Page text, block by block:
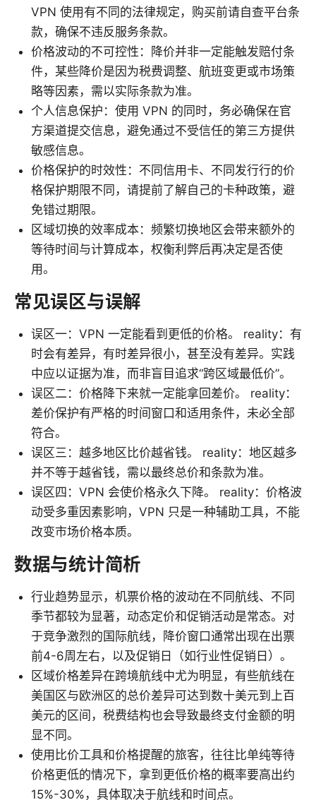
VPN 使用有不同的法律规定，购买前请自查平台条
款，确保不违反服务条款。
价格波动的不可控性：降价并非一定能触发赔付条
件，某些降价是因为税费调整、航班变更或市场策
略等因素，需以实际条款为准。
个人信息保护：使用 VPN 的同时，务必确保在官
方渠道提交信息，避免通过不受信任的第三方提供
敏感信息。
价格保护的时效性：不同信用卡、不同发行行的价
格保护期限不同，请提前了解自己的卡种政策，避
免错过期限。
区域切换的效率成本：频繁切换地区会带来额外的
等待时间与计算成本，权衡利弊后再决定是否使
用。
常见误区与误解
误区一：VPN 一定能看到更低的价格。 reality：有
时会有差异，有时差异很小，甚至没有差异。实践
中应以证据为准，而非盲目追求“跨区域最低价”。
误区二：价格降下来就一定能拿回差价。 reality：
差价保护有严格的时间窗口和适用条件，未必全部
符合。
误区三：越多地区比价越省钱。 reality：地区越多
并不等于越省钱，需以最终总价和条款为准。
误区四：VPN 会使价格永久下降。 reality：价格波
动受多重因素影响，VPN 只是一种辅助工具，不能
改变市场价格本质。
数据与统计简析
行业趋势显示，机票价格的波动在不同航线、不同
季节都较为显著，动态定价和促销活动是常态。对
于竞争激烈的国际航线，降价窗口通常出现在出票
前4-6周左右，以及促销日（如行业性促销日）。
区域价格差异在跨境航线中尤为明显，有些航线在
美国区与欧洲区的总价差异可达到数十美元到上百
美元的区间，税费结构也会导致最终支付金额的明
显不同。
使用比价工具和价格提醒的旅客，往往比单纯等待
价格更低的情况下，拿到更低价格的概率要高出约
15%-30%，具体取决于航线和时间点。